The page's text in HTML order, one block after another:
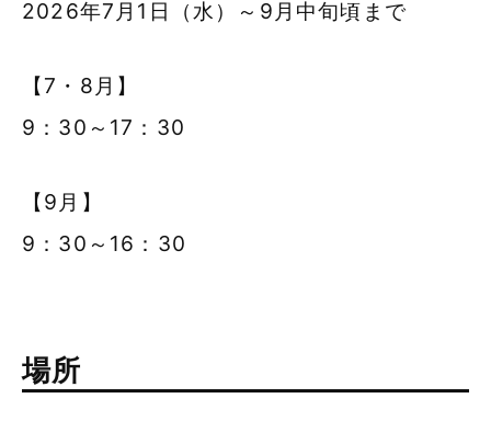
2026年7月1日（水）～9月中旬頃まで
【7・8月】
9：30～17：30
【9月】
9：30～16：30
場所